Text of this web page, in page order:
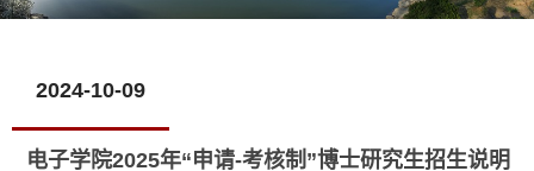
2024-10-09
电子学院2025年“申请-考核制”博士研究生招生说明